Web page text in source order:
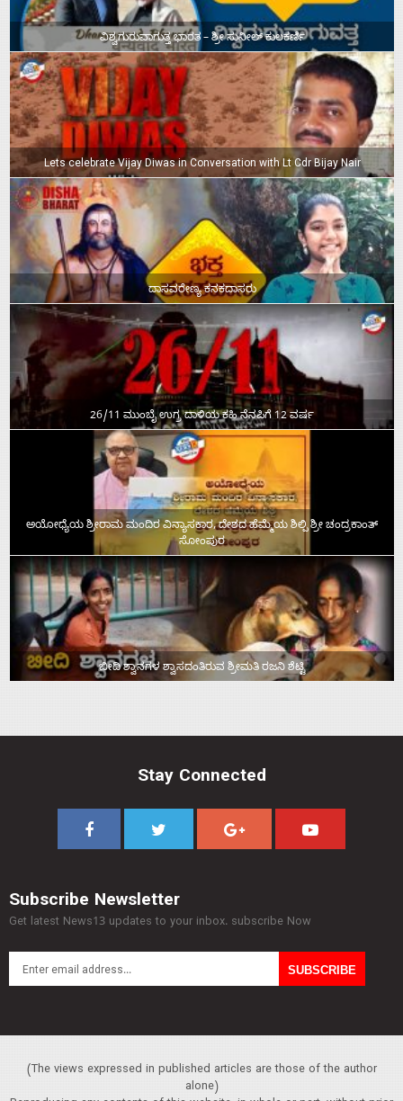
ವಿಶ್ವಗುರುವಾಗುತ್ತ ಭಾರತ – ಶ್ರೀ ಸುನೀಲ್‌ ಕುಲಕರ್ಣಿ
Lets celebrate Vijay Diwas in Conversation with Lt Cdr Bijay Nair
ದಾಸವರೇಣ್ಯ ಕನಕದಾಸರು
26/11 ಮುಂಬೈ ಉಗ್ರ ದಾಳಿಯ ಕಹಿ ನೆನಪಿಗೆ 12 ವರ್ಷ
ಅಯೋಧ್ಯೆಯ ಶ್ರೀರಾಮ ಮಂದಿರ ವಿನ್ಯಾಸಕಾರ, ದೇಶದ ಹೆಮ್ಮೆಯ ಶಿಲ್ಪಿ ಶ್ರೀ ಚಂದ್ರಕಾಂತ್‌
ಸೋಂಪುರ
ಬೀದಿ ಶ್ವಾನಗಳ ಶ್ವಾಸದಂತಿರುವ ಶ್ರೀಮತಿ ರಜನಿ ಶೆಟ್ಟಿ
Stay Connected
Subscribe Newsletter
Get latest News13 updates to your inbox. subscribe Now
(The views expressed in published articles are those of the author
alone)